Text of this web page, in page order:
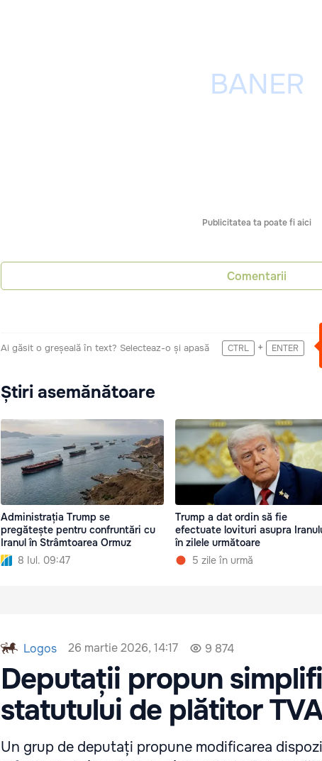
Publicitatea ta poate fi aici
Comentarii
Ai găsit o greșeală în text? Selecteaz-o și apasă CTRL + ENTER
Știri asemănătoare
Administrația Trump se
pregătește pentru confruntări cu
Iranul în Strâmtoarea Ormuz
8 Iul. 09:47
Trump a dat ordin să fie
efectuate lovituri asupra
în zilele următoare
5 zile în urmă
Logos 26 martie 2026, 14:17 9 874
Deputații propun
statutului de plătitor TVA
Un grup de deputați propune modificarea